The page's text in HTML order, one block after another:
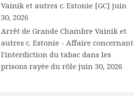
Vainik et autres c. Estonie [GC] juin
30, 2026
Arrêt de Grande Chambre Vainik et
autres c. Estonie - Affaire concernant
l'interdiction du tabac dans les
prisons rayée du rôle juin 30, 2026